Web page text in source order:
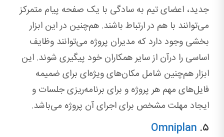
جدید، اعضای تیم به سادگی با یک صفحه پیام متمرکز
می‌توانند با هم در ارتباط باشند. هم‌چنین در این ابزار
بخشی وجود دارد که مدیران پروژه می‌توانند وظایف
اساسی را درآن از سایر همکاران خود پیگیری شوند. این
ابزار هم‌چنین شامل مکان‌های ویژه‌ای برای ضمیمه
فایل‌های مهم هر پروژه و برای برنامه‌ریزی جلسات و
ایجاد مهلت مشخص برای اجرای آن پروژه می‌باشد.
۵. Omniplan